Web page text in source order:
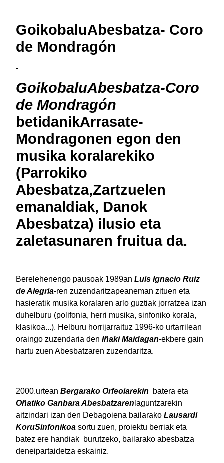
GoikobaluAbesbatza- Coro
de Mondragón
GoikobaluAbesbatza-Coro
de Mondragón
betidanikArrasate-
Mondragonen egon den
musika koralarekiko
(Parrokiko
Abesbatza,Zartzuelen
emanaldiak, Danok
Abesbatza) ilusio eta
zaletasunaren fruitua da.
Berelehenengo pausoak 1989an Luis Ignacio Ruiz
de Alegria-ren zuzendaritzapeaneman zituen eta
hasieratik musika koralaren arlo guztiak jorratzea izan
duhelburu (polifonia, herri musika, sinfoniko korala,
klasikoa...). Helburu horrijarraituz 1996-ko urtarrilean
oraingo zuzendaria den Iñaki Maidagan-ekbere gain
hartu zuen Abesbatzaren zuzendaritza.
2000.urtean Bergarako Orfeoiarekin
batera eta
Oñatiko Ganbara Abesbatzaren laguntzarekin
aitzindari izan den Debagoiena bailarako Lausardi
KoruSinfonikoa sortu zuen, proiektu berriak eta
batez ere handiak burutzeko, bailarako abesbatza
deneipartaidetza eskainiz.